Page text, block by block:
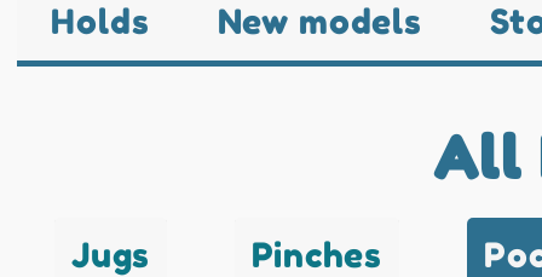
Holds New models
Jugs Pinches
All